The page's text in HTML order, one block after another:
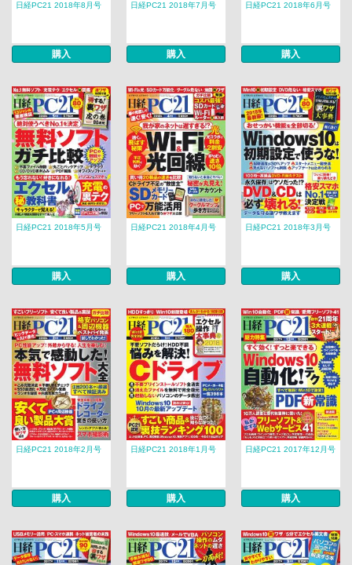
日経PC21 2018年8月号
購入
日経PC21 2018年7月号
購入
日経PC21 2018年6月号
購入
日経PC21 2018年5月号
購入
日経PC21 2018年4月号
購入
日経PC21 2018年3月号
購入
日経PC21 2018年2月号
購入
日経PC21 2018年1月号
購入
日経PC21 2017年12月号
購入